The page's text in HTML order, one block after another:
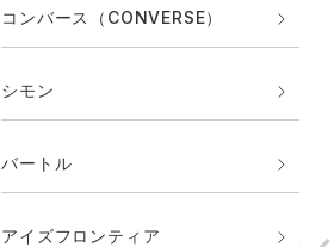
コンバース（CONVERSE）
シモン
バートル
アイズフロンティア